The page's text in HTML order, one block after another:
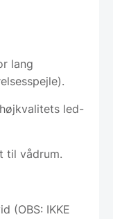
lang
led-
til vådrum.
(OBS: IKKE